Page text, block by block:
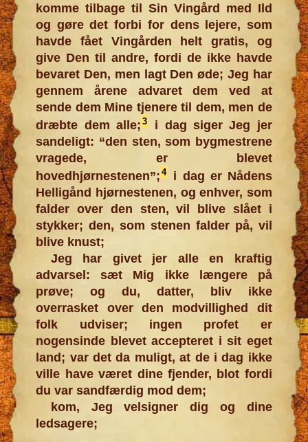
komme tilbage til Sin Vingård med Ild
og gøre det forbi for dens lejere, som
havde fået Vingården helt gratis, og
give Den til andre, fordi de ikke havde
bevaret Den, men lagt Den øde; Jeg har
gennem årene advaret dem ved at
sende dem Mine tjenere til dem, men de
dræbte dem alle; 3i dag siger Jeg jer
sandeligt: “den sten, som bygmestrene
vragede, er blevet
hovedhjørnestenen”;4
i dag er Nådens
Helligånd hjørnestenen, og enhver, som
falder over den sten, vil blive slået i
stykker; den, som stenen falder på, vil
blive knust;
Jeg har givet jer alle en kraftig
advarsel: sæt Mig ikke længere på
prøve; og du, datter, bliv ikke
overrasket over den modvillighed dit
folk udviser; ingen profet er
nogensinde blevet accepteret i sit eget
land; var det da muligt, at de i dag ikke
ville have været dine fjender, blot fordi
du var sandfærdig mod dem;
kom, Jeg velsigner dig og dine
ledsagere;